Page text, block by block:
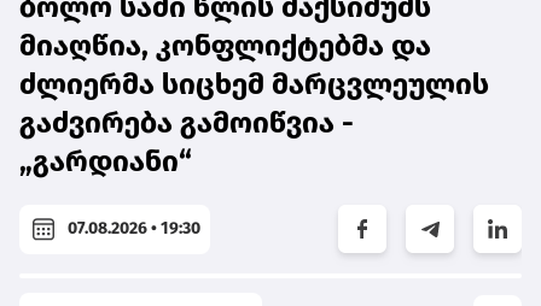
მიაღწია, კონფლიქტებმა და
ძლიერმა სიცხემ მარცვლეულის
გაძვირება გამოიწვია -
„გარდიანი“
07.08.2026 • 19:30